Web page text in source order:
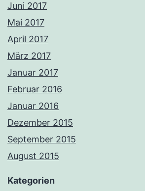
Juni 2017
Mai 2017
April 2017
März 2017
Januar 2017
Februar 2016
Januar 2016
Dezember 2015
September 2015
August 2015
Kategorien